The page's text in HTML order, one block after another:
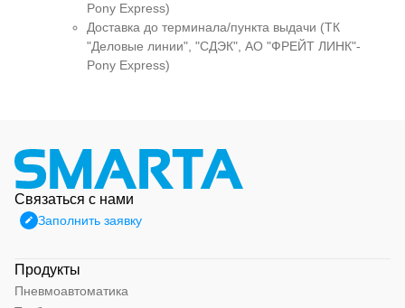
Pony Express)
Доставка до терминала/пункта выдачи (ТК
"Деловые линии", "СДЭК", АО "ФРЕЙТ ЛИНК"-
Pony Express)
Связаться с нами
Заполнить заявку
Продукты
Пневмоавтоматика